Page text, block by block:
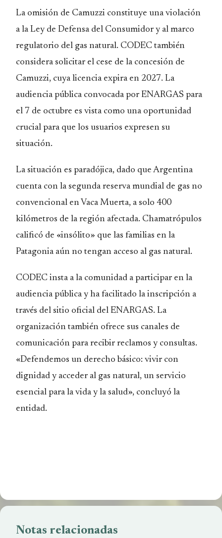
La omisión de Camuzzi constituye una violación
a la Ley de Defensa del Consumidor y al marco
regulatorio del gas natural. CODEC también
considera solicitar el cese de la concesión de
Camuzzi, cuya licencia expira en 2027. La
audiencia pública convocada por ENARGAS para
el 7 de octubre es vista como una oportunidad
crucial para que los usuarios expresen su
situación.
La situación es paradójica, dado que Argentina
cuenta con la segunda reserva mundial de gas no
convencional en Vaca Muerta, a solo 400
kilómetros de la región afectada. Chamatrópulos
calificó de «insólito» que las familias en la
Patagonia aún no tengan acceso al gas natural.
CODEC insta a la comunidad a participar en la
audiencia pública y ha facilitado la inscripción a
través del sitio oficial del ENARGAS. La
organización también ofrece sus canales de
comunicación para recibir reclamos y consultas.
«Defendemos un derecho básico: vivir con
dignidad y acceder al gas natural, un servicio
esencial para la vida y la salud», concluyó la
entidad.
Notas relacionadas